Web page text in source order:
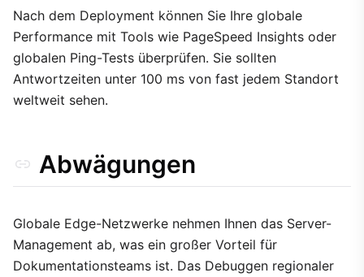
Nach dem Deployment können Sie Ihre globale
Performance mit Tools wie PageSpeed Insights oder
globalen Ping-Tests überprüfen. Sie sollten
Antwortzeiten unter 100 ms von fast jedem Standort
weltweit sehen.
Abwägungen
Globale Edge-Netzwerke nehmen Ihnen das Server-
Management ab, was ein großer Vorteil für
Dokumentationsteams ist. Das Debuggen regionaler